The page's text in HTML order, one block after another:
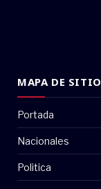
MAPA DE SITIO
Portada
Nacionales
Politica